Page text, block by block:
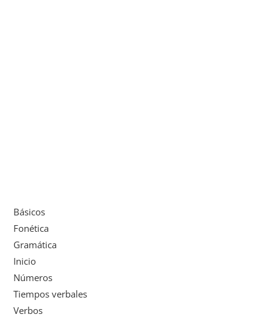
Básicos
Fonética
Gramática
Inicio
Números
Tiempos verbales
Verbos